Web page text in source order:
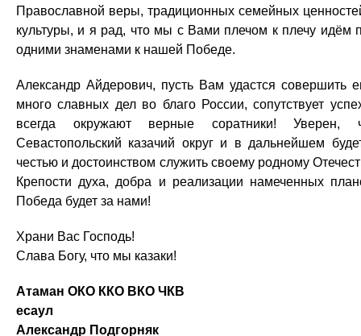
Православной веры, традиционных семейных
культуры, и я рад, что мы с Вами плечом к плечу идём
одними знаменами к нашей Победе.
Александр Айдерович, пусть Вам удастся совершить
много славных дел во благо России, сопутствует
всегда окружают верные соратники! Уверен,
Севастопольский казачий округ и в дальнейшем
честью и достоинством служить своему родному
Крепости духа, добра и реализации намеченных
Победа будет за нами!
Храни Вас Господь!
Слава Богу, что мы казаки!
Атаман ОКО ККО ВКО ЧКВ
есаул
Александр Подгорняк